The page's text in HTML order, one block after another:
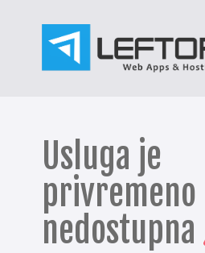
Usluga je
privremeno
nedostupna